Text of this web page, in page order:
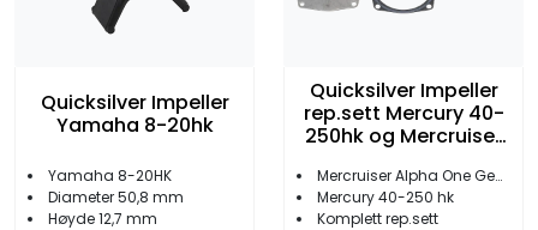
Quicksilver Impeller
Yamaha 8-20hk
Yamaha 8-20HK
Diameter 50,8 mm
Høyde 12,7 mm
Quicksilver Impeller
rep.sett Mercury 40-
250hk og Mercruiser
Mercruiser Alpha One Gen 2
Mercury 40-250 hk
Komplett rep.sett